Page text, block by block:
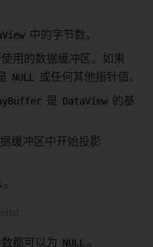
中的字节数。
使用的数据缓冲区。如果
NULL 或任何其他指针值。
是 DataView
的基
缓冲区中开始投影
。
都可以为 NULL 。